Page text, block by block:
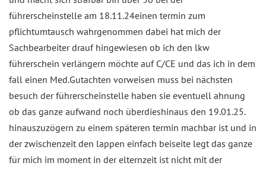
führerscheinstelle am 18.11.24einen termin zum
pflichtumtausch wahrgenommen dabei hat mich der
Sachbearbeiter drauf hingewiesen ob ich den lkw
führerschein verlängern möchte auf C/CE und das ich in dem
fall einen Med.Gutachten vorweisen muss bei nächsten
besuch der führerscheinstelle haben sie eventuell ahnung
ob das ganze aufwand noch überdieshinaus den 19.01.25.
hinauszuzögern zu einem späteren termin machbar ist und in
der zwischenzeit den lappen einfach beiseite legt das ganze
für mich im moment in der elternzeit ist nicht mit der